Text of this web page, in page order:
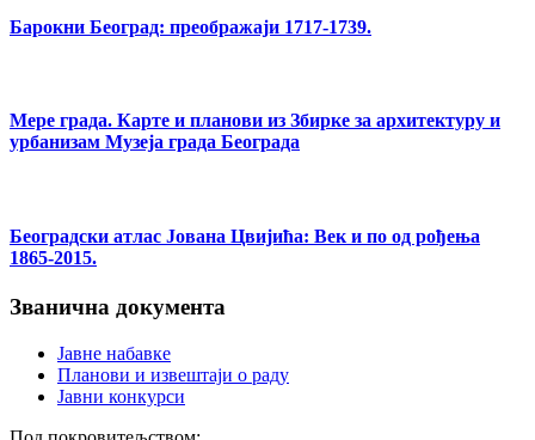
Барокни Београд: преображаји 1717-1739.
Мере града. Карте и планови из Збирке за архитектуру и
урбанизам Музеја града Београда
Београдски атлас Јована Цвијића: Век и по од рођења
1865-2015.
Званична документа
Јавне набавке
Планови и извештаји о раду
Јавни конкурси